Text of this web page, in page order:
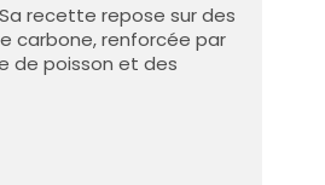
recette repose sur des
carbone, renforcée par
de poisson et des